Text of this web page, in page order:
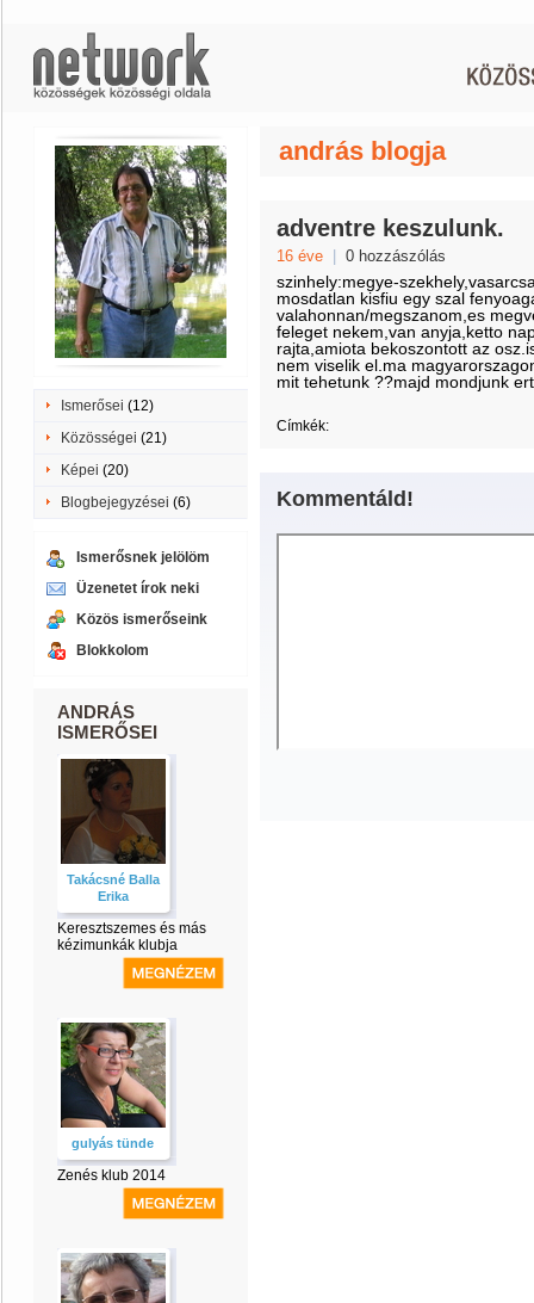
Ismerősei (12)
Közösségei (21)
Képei (20)
Blogbejegyzései (6)
Ismerősnek jelölöm
Üzenetet írok neki
Közös ismerőseink
Blokkolom
ANDRÁS
ISMERŐSEI
Takácsné Balla
Erika
Keresztszemes és más
kézimunkák klubja
gulyás tünde
Zenés klub 2014
andrás blogja
adventre keszulunk.
16 éve 0 hozzászólás
szinhely:megye-
mosdatlan kisfiu egy szal
valahonnan/megszanom,es
feleget nekem,van anyja,ketto
rajta,amiota bekoszontott az
nem viselik el.ma
mit tehetunk ??majd mondjunk
Címkék:
Kommentáld!